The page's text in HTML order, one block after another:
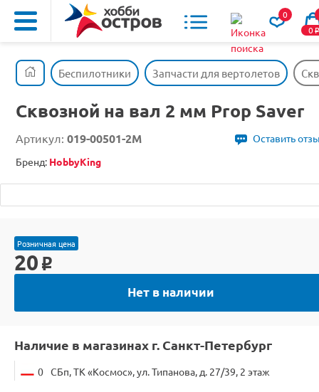
0
0o
Беспилотники Запчасти для вертолетов
Сквозной на вал 2 мм Prop Saver
Артикул: 019-00501-2M
Оставить
Бренд: HobbyKing
Розничная цена
20 o
Нет в наличии
Наличие в магазинах г. Санкт-Петербург
0 СБп, ТК «Космос», ул. Типанова, д. 27/39, 2 этаж